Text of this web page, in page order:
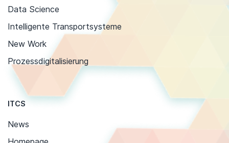
Data Science
Intelligente Transportsysteme
New Work
Prozessdigitalisierung
ITCS
News